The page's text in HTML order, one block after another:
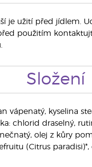
je užití před jídlem.
použitím
Složení
vápenatý, kyselina
chlorid draselný,
olej z kůry
(Citrus